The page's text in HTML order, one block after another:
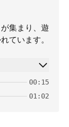
集まり、遊
ています。
00:15
01:02